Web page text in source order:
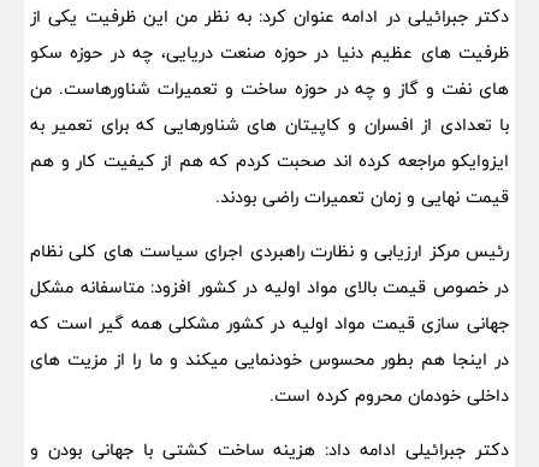
دکتر جبرائیلی در ادامه عنوان کرد: به نظر من این ظرفیت یکی از
ظرفیت های عظیم دنیا در حوزه صنعت دریایی، چه در حوزه سکو
های نفت و گاز و چه در حوزه ساخت و تعمیرات شناورهاست. من
با تعدادی از افسران و کاپیتان های شناورهایی که برای تعمیر به
ایزوایکو مراجعه کرده اند صحبت کردم که هم از کیفیت کار و هم
قیمت نهایی و زمان تعمیرات راضی بودند.
رئیس مرکز ارزیابی و نظارت راهبردی اجرای سیاست های کلی نظام
در خصوص قیمت بالای مواد اولیه در کشور افزود: متاسفانه مشکل
جهانی سازی قیمت مواد اولیه در کشور مشکلی همه گیر است که
در اینجا هم بطور محسوس خودنمایی میکند و ما را از مزیت های
داخلی خودمان محروم کرده است.
دکتر جبرائیلی ادامه داد: هزینه ساخت کشتی با جهانی بودن و